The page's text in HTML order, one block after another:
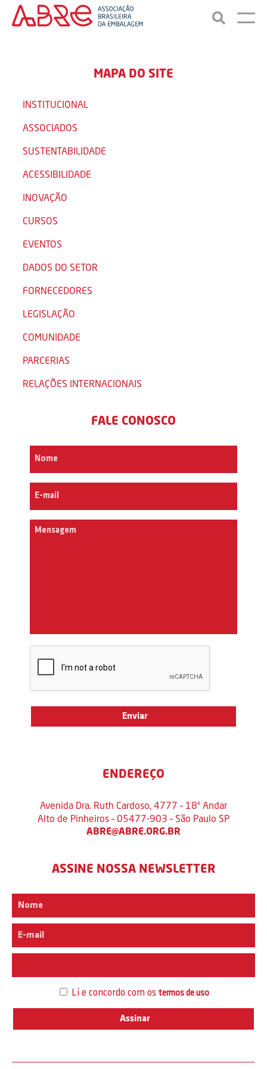
MAPA DO SITE
INSTITUCIONAL
ASSOCIADOS
SUSTENTABILIDADE
ACESSIBILIDADE
INOVAÇÃO
CURSOS
EVENTOS
DADOS DO SETOR
FORNECEDORES
LEGISLAÇÃO
COMUNIDADE
PARCERIAS
RELAÇÕES INTERNACIONAIS
FALE CONOSCO
ENDEREÇO
Avenida Dra. Ruth Cardoso, 4777 – 18º Andar
Alto de Pinheiros – 05477-903 – São Paulo SP
ABRE@ABRE.ORG.BR
ASSINE NOSSA NEWSLETTER
Li e concordo com os termos de uso